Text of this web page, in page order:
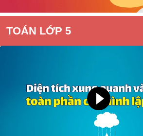
TOÁN LỚP 5